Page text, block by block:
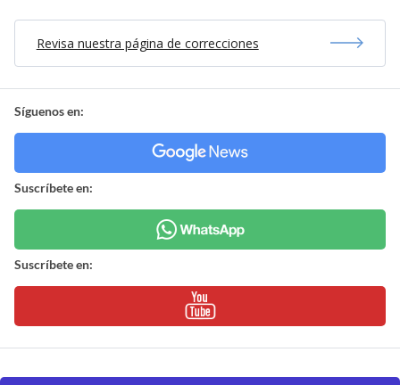
Revisa nuestra página de correcciones
Síguenos en:
Suscríbete en:
Suscríbete en: